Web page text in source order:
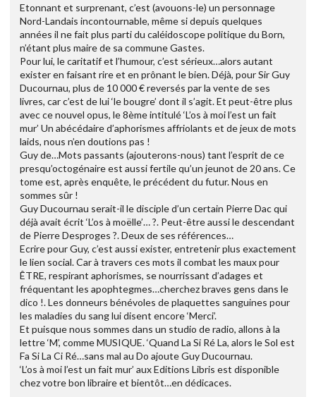
Etonnant et surprenant, c’est (avouons-le) un personnage
Nord-Landais incontournable, même si depuis quelques
années il ne fait plus parti du caléidoscope politique du Born,
n’étant plus maire de sa commune Gastes.
Pour lui, le caritatif et l’humour, c’est sérieux…alors autant
exister en faisant rire et en prônant le bien. Déjà, pour Sir Guy
Ducournau, plus de 10 000 € reversés par la vente de ses
livres, car c’est de lui ‘le bougre’ dont il s’agit. Et peut-être plus
avec ce nouvel opus, le 8ème intitulé ‘L’os à moi l’est un fait
mur’ Un abécédaire d’aphorismes affriolants et de jeux de mots
laids, nous n’en doutions pas !
Guy de…Mots passants (ajouterons-nous) tant l’esprit de ce
presqu’octogénaire est aussi fertile qu’un jeunot de 20 ans. Ce
tome est, après enquête, le précédent du futur. Nous en
sommes sûr !
Guy Ducournau serait-il le disciple d’un certain Pierre Dac qui
déjà avait écrit ‘L’os à moëlle’… ?. Peut-être aussi le descendant
de Pierre Desproges ?. Deux de ses références…
Ecrire pour Guy, c’est aussi exister, entretenir plus exactement
le lien social. Car à travers ces mots il combat les maux pour
ÊTRE, respirant aphorismes, se nourrissant d’adages et
fréquentant les apophtegmes…cherchez braves gens dans le
dico !. Les donneurs bénévoles de plaquettes sanguines pour
les maladies du sang lui disent encore ‘Merci’.
Et puisque nous sommes dans un studio de radio, allons à la
lettre ‘M’, comme MUSIQUE. ‘Quand La Si Ré La, alors le Sol est
Fa Si La Ci Ré…sans mal au Do ajoute Guy Ducournau.
‘L’os à moi l’est un fait mur’ aux Editions Libris est disponible
chez votre bon libraire et bientôt…en dédicaces.